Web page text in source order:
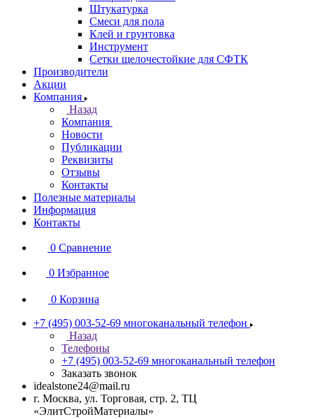
Штукатурка
Смеси для пола
Клей и грунтовка
Инструмент
Сетки щелочестойкие для СФТК
Производители
Акции
Компания
Назад
Компания
Новости
Публикации
Реквизиты
Отзывы
Контакты
Полезные материалы
Информация
Контакты
0 Сравнение
0 Избранное
0 Корзина
+7 (495) 003-52-69 многоканальный телефон
Назад
Телефоны
+7 (495) 003-52-69 многоканальный телефон
Заказать звонок
idealstone24@mail.ru
г. Москва, ул. Торговая, стр. 2, ТЦ
«ЭлитСтройМатериалы»